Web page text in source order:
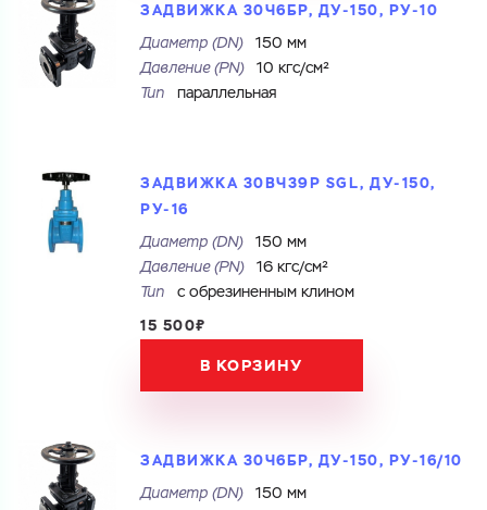
ЗАДВИЖКА 30Ч6БР, ДУ-150, РУ-10
Диаметр (DN)
150 мм
Давление (PN)
10 кгс/см²
Тип
параллельная
ЗАДВИЖКА 30ВЧ39Р SGL, ДУ-150,
РУ-16
Диаметр (DN)
150 мм
Давление (PN)
16 кгс/см²
Тип
с обрезиненным клином
15 500₽
В КОРЗИНУ
ЗАДВИЖКА 30Ч6БР, ДУ-150, РУ-16/10
Диаметр (DN)
150 мм